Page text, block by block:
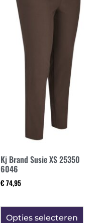
Kj Brand Susie XS 25350
6046
€ 74,95
Opties selecteren